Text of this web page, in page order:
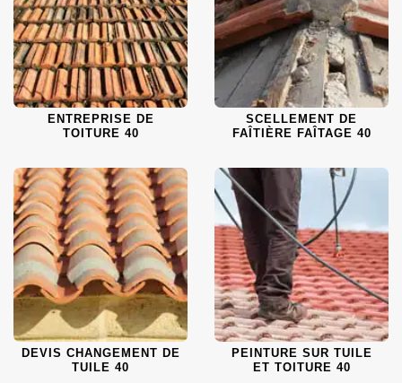
ENTREPRISE DE
TOITURE 40
SCELLEMENT DE
FAÎTIÈRE FAÎTAGE 40
DEVIS CHANGEMENT DE
TUILE 40
PEINTURE SUR TUILE
ET TOITURE 40